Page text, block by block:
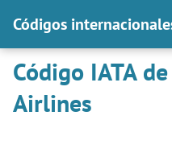
Códigos
Código IATA
Airlines